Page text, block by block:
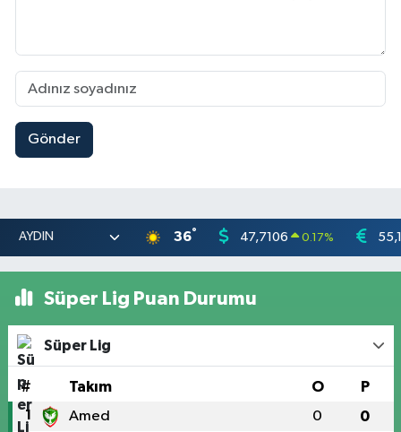
Gönder
36° 47,7106 0.17%
Süper Lig Puan Durumu
Süper Lig
# Takım O P
1 Amed 0 0